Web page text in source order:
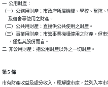
一  公用財產：
（一）公務用財產：市政府所屬機關、學校、醫院
      及宿舍等使用之財產。
（二）公共用財產：直接供公共使用之財產。
（三）事業用財產：市營事業機構使用之財產。但
      ，僅指其股份而言。
二  非公用財產：指公用財產以外之一切財產。
第 5 條
市有財產收益及處分收入，應解繳市庫，並列入本市